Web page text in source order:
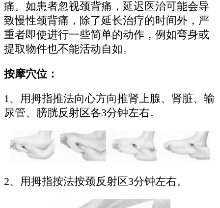
痛。如患者忽视颈背痛，延迟医治可能会导
致慢性颈背痛，除了延长治疗的时间外，严
重者即使进行一些简单的动作，例如弯身或
提取物件也不能活动自如。
按摩穴位：
1、用拇指推法向心方向推肾上腺、肾脏、输
尿管、膀胱反射区各3分钟左右。
2、用拇指按法按颈反射区3分钟左右。